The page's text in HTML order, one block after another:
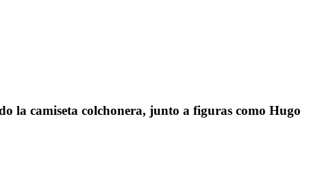
la camiseta colchonera, junto a figuras como Hugo